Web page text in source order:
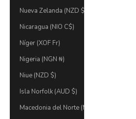
Nueva Zelanda (NZD $)
Nicaragua (NIO C$)
Níger (XOF Fr)
Nigeria (NGN ₦)
Niue (NZD $)
Isla Norfolk (AUD $)
Macedonia del Norte (MKD ден)